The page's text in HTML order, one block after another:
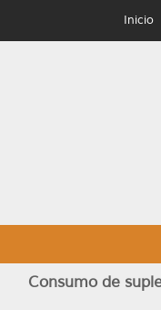
Inicio
Consumo de